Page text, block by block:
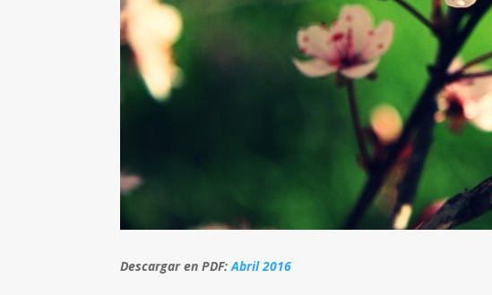
Descargar en PDF:Abril 2016